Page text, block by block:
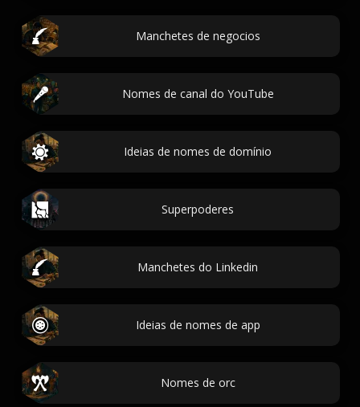
Manchetes de negocios
Nomes de canal do YouTube
Ideias de nomes de domínio
Superpoderes
Manchetes do Linkedin
Ideias de nomes de app
Nomes de orc